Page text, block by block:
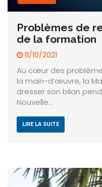
Problèmes de
de la formation
11/10/2021
Au cœur des
la main-d’œuvre, la
dresser son bilan
Nouvelle…
LIRE LA SUITE